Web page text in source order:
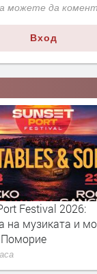
можете да
Вход
беше глобен
ретро